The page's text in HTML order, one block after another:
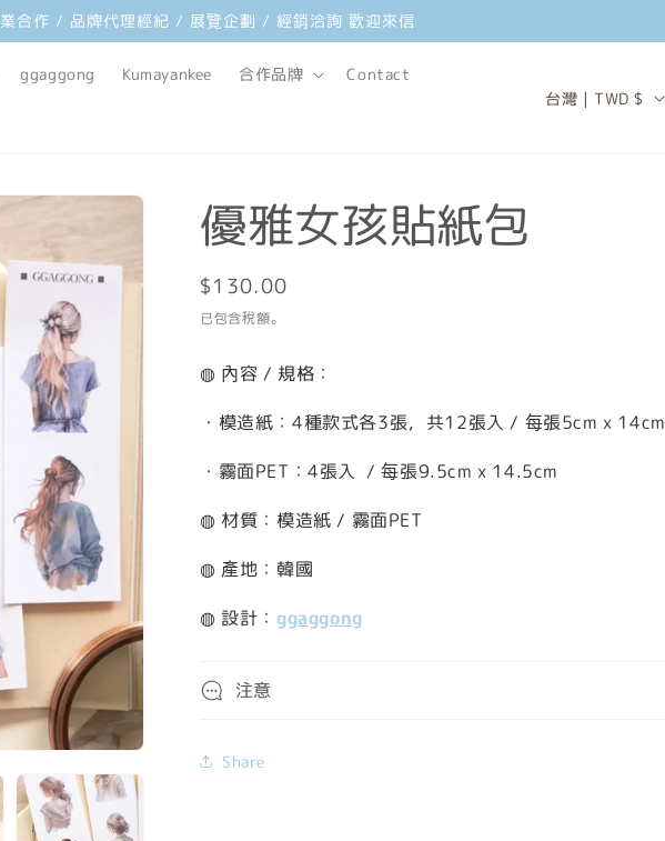
異業合作 / 品牌代理經紀 / 展覽企劃 / 經銷洽詢 歡迎來信
ggaggong Kumayankee 合作品牌 Contact
國
台灣 | TWD $
優雅女孩貼紙包
定
價
$130.00
已包含稅額。
◍ 內容 / 規格：
・模造紙：4種款式各3張，共12張入 / 每張5cm x 14cm
・霧面PET：4張入 / 每張9.5cm x 14.5cm
◍ 材質：模造紙 / 霧面PET
◍ 產地：韓國
◍ 設計： ggaggong
注意
Share